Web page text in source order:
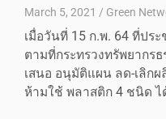
March 5, 2021 Green
เมื่อวันที่ 15 ก.พ. 64 ที่ปร
ตามที่กระทรวงทรัพยากร
เสนอ อนุมัติแผน ลด-เลิก
ห้ามใช้ พลาสติก 4 ชนิด ไ